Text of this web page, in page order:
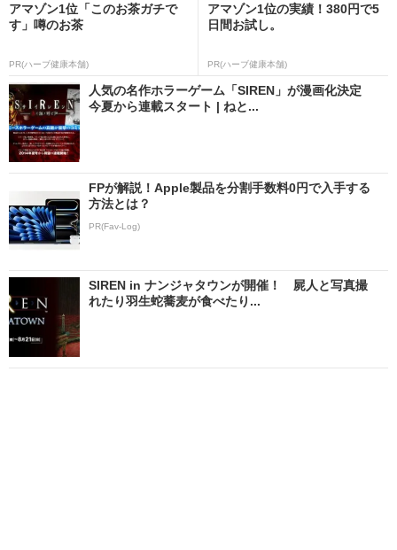
アマゾン1位「このお茶ガチで
す」噂のお茶
PR(ハーブ健康本舗)
アマゾン1位の実績！380円で5
日間お試し。
PR(ハーブ健康本舗)
人気の名作ホラーゲーム「SIREN」が漫画化決定
今夏から連載スタート | ねと...
FPが解説！Apple製品を分割手数料0円で入手する
方法とは？
PR(Fav-Log)
SIREN in ナンジャタウンが開催！ 屍人と写真撮
れたり羽生蛇蕎麦が食べたり...